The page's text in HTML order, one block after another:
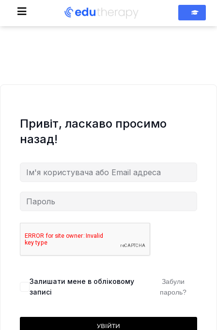
Привіт, ласкаво просимо
назад!
Залишати мене в обліковому
записі
Забули
пароль?
УВІЙТИ